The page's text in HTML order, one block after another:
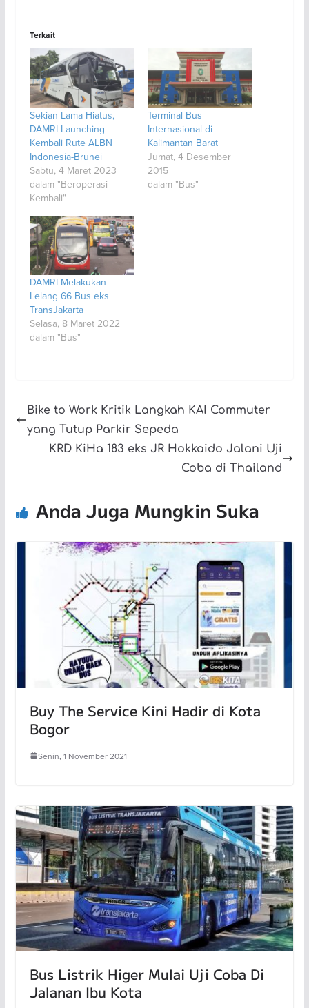
Terkait
Sekian Lama Hiatus,
DAMRI Launching
Kembali Rute ALBN
Indonesia-Brunei
Sabtu, 4 Maret 2023
dalam "Beroperasi
Kembali"
Terminal Bus
Internasional di
Kalimantan Barat
Jumat, 4 Desember
2015
dalam "Bus"
DAMRI Melakukan
Lelang 66 Bus eks
TransJakarta
Selasa, 8 Maret 2022
dalam "Bus"
Bike to Work Kritik Langkah KAI Commuter
yang Tutup Parkir Sepeda
KRD KiHa 183 eks JR Hokkaido Jalani Uji
Coba di Thailand
Anda Juga Mungkin Suka
Buy The Service Kini Hadir di Kota
Bogor
Senin, 1 November 2021
Bus Listrik Higer Mulai Uji Coba Di
Jalanan Ibu Kota